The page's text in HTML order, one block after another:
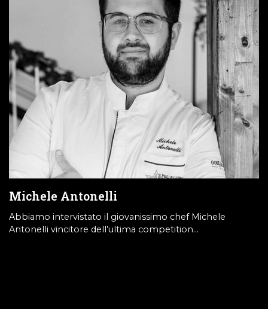
Michele Antonelli
Abbiamo intervistato il giovanissimo chef Michele
Antonelli vincitore dell’ultima competition…